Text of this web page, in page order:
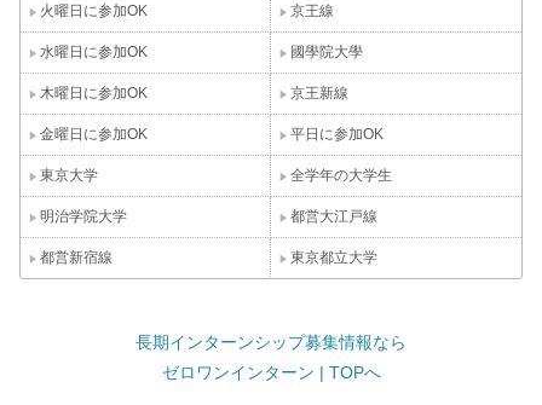
火曜日に参加OK 京王線
水曜日に参加OK 國學院大學
木曜日に参加OK 京王新線
金曜日に参加OK 平日に参加OK
東京大学 全学年の大学生
明治学院大学 都営大江戸線
都営新宿線 東京都立大学
長期インターンシップ募集情報なら
ゼロワンインターン | TOPへ